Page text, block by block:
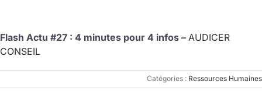
Flash Actu #27 : 4 minutes pour 4 infos – AUDICER
CONSEIL
Catégories : Ressources Humaines